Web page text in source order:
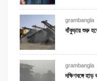
grambangla
বাঁকুড়ায় শুরু
grambangla
দক্ষিণবঙ্গে